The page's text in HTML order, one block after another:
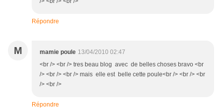
Répondre
M mamie poule 13/04/2010 02:47
<br /> <br /> tres beau blog avec de belles choses bravo <br
/> <br /> <br /> mais elle est belle cette poule<br /> <br /> <br
/> <br />
Répondre